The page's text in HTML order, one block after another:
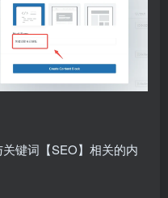
键词【SEO】相关的内